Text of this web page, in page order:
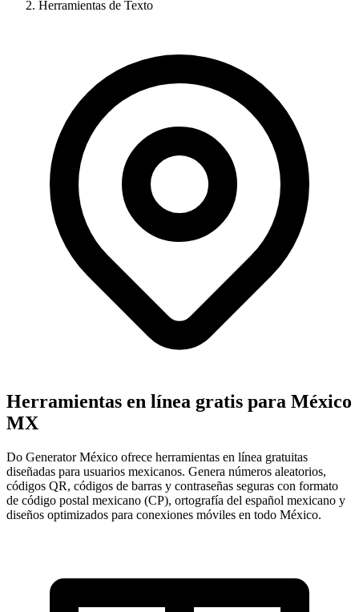
Herramientas de Texto
Herramientas en línea gratis para México
MX
Do Generator México ofrece herramientas en línea gratuitas
diseñadas para usuarios mexicanos. Genera números aleatorios,
códigos QR, códigos de barras y contraseñas seguras con formato
de código postal mexicano (CP), ortografía del español mexicano y
diseños optimizados para conexiones móviles en todo México.